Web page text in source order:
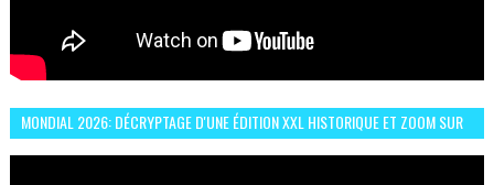
MONDIAL 2026: DÉCRYPTAGE D'UNE ÉDITION XXL HISTORIQUE ET ZOOM SUR